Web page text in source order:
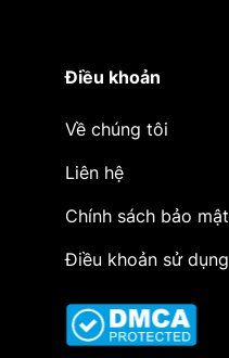
Điều khoản
Về chúng tôi
Liên hệ
Chính sách bảo mật
Điều khoản sử dụng